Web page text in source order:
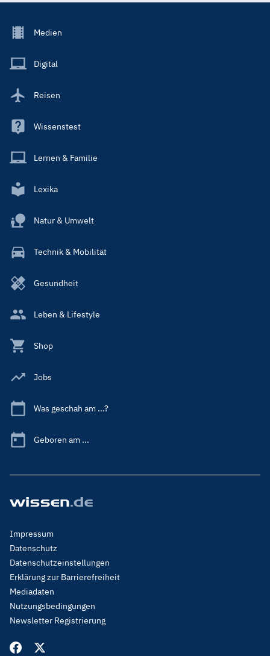
Footer
Main
Medien
Digital
Reisen
Wissenstest
Lernen & Familie
Lexika
Natur & Umwelt
Technik & Mobilität
Gesundheit
Leben & Lifestyle
Shop
Jobs
Was geschah am ...?
Geboren am ...
Footer
Menu
Legal
Impressum
Datenschutz
Datenschutzeinstellungen
Erklärung zur Barrierefreiheit
Mediadaten
Nutzungsbedingungen
Newsletter Registrierung